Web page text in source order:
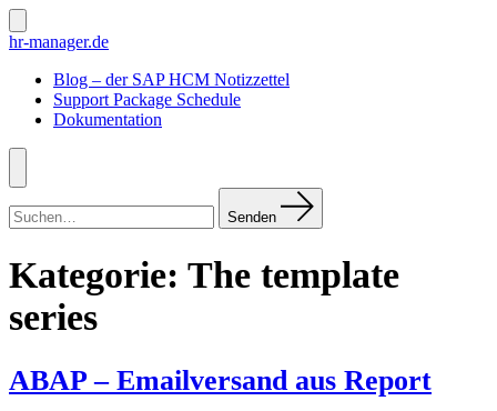
Zum
Inhalt
Suche
ein-/ausblenden
hr-manager.de
Blog – der SAP HCM Notizzettel
Support Package Schedule
Dokumentation
Menü
nach:
Senden
Kategorie: The template
series
ABAP – Emailversand aus Report